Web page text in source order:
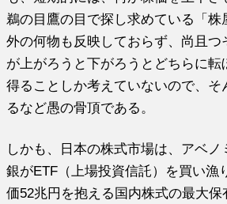
鵜の目鷹の目で探し求めている「株
外の何物も反映しておらず、尚且つ
が上がろうと下がろうとどちらに転
得ることしか考えていないので、そ
るなど愚の骨頂である。
しかも、日本の株式市場は、アベノ
銀がETF（上場投資信託）を買い漁
価52兆円を抱える国内株式の最大保